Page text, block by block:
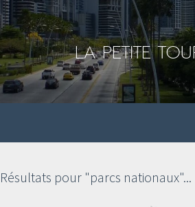
La Petite
Résultats pour "parcs nationaux"...